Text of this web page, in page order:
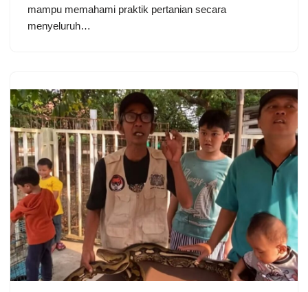
mampu memahami praktik pertanian secara
menyeluruh…